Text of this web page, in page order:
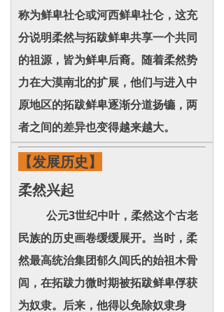
称为鲜卑社仑或河西鲜卑社仑，这充
分说明柔然与拓跋鲜卑共享一个共同
的祖源，皆为鲜卑后裔。随着柔然势
力在大漠南北的扩展，他们与进入中
原地区的拓跋鲜卑逐渐分道扬镳，两
者之间的差异也变得越来越大。
【发展历史】
柔然兴起
公元3世纪中叶，柔然这个古老
民族的历史画卷缓缓展开。当时，柔
然最高统治集团郁久闾氏的始祖木骨
闾，在拓跋力微时期被拓跋鲜卑俘获
为奴隶。后来，他得以免除奴隶身